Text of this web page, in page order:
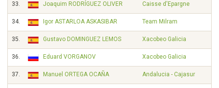
33. Joaquim RODRÍGUEZ OLIVER Caisse d'Epargne
34. Igor ASTARLOA ASKASIBAR Team Milram
35. Gustavo DOMINGUEZ LEMOS Xacobeo Galicia
36. Eduard VORGANOV Xacobeo Galicia
37. Manuel ORTEGA OCAÑA Andalucia - Cajasur